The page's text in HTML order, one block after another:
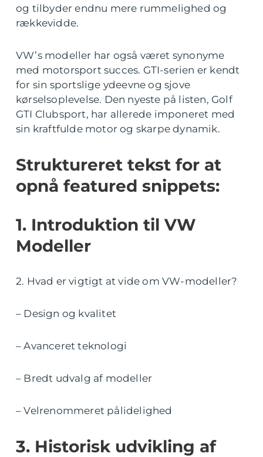
og tilbyder endnu mere rummelighed og
rækkevidde.
VW’s modeller har også været synonyme
med motorsport succes. GTI-serien er kendt
for sin sportslige ydeevne og sjove
kørselsoplevelse. Den nyeste på listen, Golf
GTI Clubsport, har allerede imponeret med
sin kraftfulde motor og skarpe dynamik.
Struktureret tekst for at
opnå featured snippets:
1. Introduktion til VW
Modeller
2. Hvad er vigtigt at vide om VW-modeller?
– Design og kvalitet
– Avanceret teknologi
– Bredt udvalg af modeller
– Velrenommeret pålidelighed
3. Historisk udvikling af